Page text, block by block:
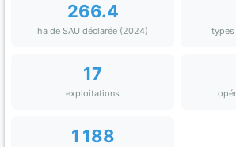
266.4
ha de SAU déclarée (2024) types
17
exploitations
1 188